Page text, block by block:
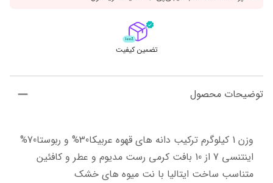
تضمین کیفیت
توضیحات محصول
متناسب ساخت ایتالیا با نت میوه های خشک